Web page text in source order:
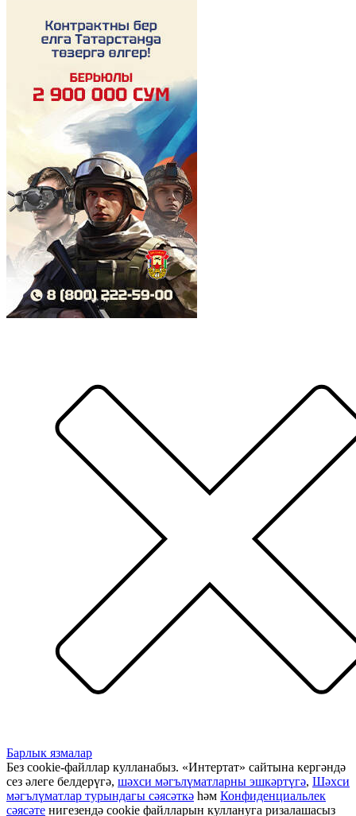
Барлык язмалар
Без cookie-файллар кулланабыз. «Интертат» сайтына кергәндә
сез әлеге белдерүгә, шәхси мәгълүматларны эшкәртүгә, Шәхси
мәгълүматлар турындагы сәясәткә һәм Конфиденциальлек
сәясәте нигезендә cookie файлларын куллануга ризалашасыз